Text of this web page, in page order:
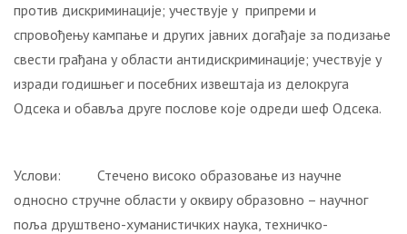
против дискриминације; учествује у припреми и
спровођењу кампање и других јавних догађаје за подизање
свести грађана у области антидискриминације; учествује у
изради годишњег и посебних извештаја из делокруга
Одсека и обавља друге послове које одреди шеф Одсека.
Услови: Стечено високо образовање из научне
односно стручне области у оквиру образовно – научног
поља друштвено-хуманистичких наука, техничко-